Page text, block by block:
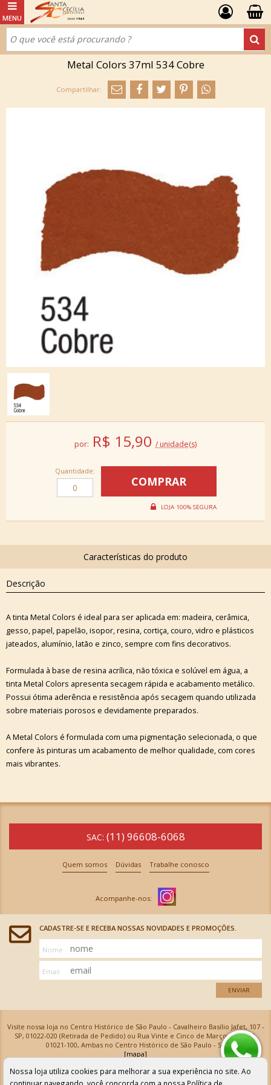
Metal Colors 37ml 534 Cobre
por: R$ 15,90 / unidade(s)
Quantidade:
Descrição
A tinta Metal Colors é ideal para ser aplicada em: madeira, cerâmica,
gesso, papel, papelão, isopor, resina, cortiça, couro, vidro e plásticos
jateados, alumínio, latão e zinco, sempre com fins decorativos.
Formulada à base de resina acrílica, não tóxica e solúvel em água, a
tinta Metal Colors apresenta secagem rápida e acabamento metálico.
Possui ótima aderência e resistência após secagem quando utilizada
sobre materiais porosos e devidamente preparados.
A Metal Colors é formulada com uma pigmentação selecionada, o que
confere às pinturas um acabamento de melhor qualidade, com cores
mais vibrantes.
SAC: (11) 96608-6068
Quem somos Dúvidas Trabalhe conosco
CADASTRE-SE E RECEBA NOSSAS NOVIDADES E PROMOÇÕES.
Nome
Email
ENVIAR
Visite nossa loja no Centro Histórico de São Paulo - Cavalheiro Basílio Jafet, 107 -
SP, 01022-020 (Retirada de Pedido) ou Rua Vinte e Cinco de Março, 576 - SP,
01021-100, Ambas no Centro Histórico de São Paulo - SP
[mapa]
Armarinhos Santa Cecília Ltda | CNPJ: 61.069.639/0001-18
Os preços e as condições de pagamento apresentadas na loja virtual não valem para nossa loja física e
podem sofrer alterações sem aviso prévio. Vendas com cartão de crédito sujeitas a análise e
Nossa loja utiliza cookies para melhorar a sua experiência no site. Ao